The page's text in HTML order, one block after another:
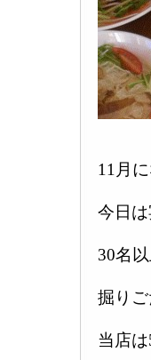
11月
今日
30名
掘り
当店